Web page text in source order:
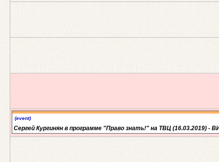
(event)
Сергей Кургинян в программе "Право знать!" на ТВЦ (16.03.2019) -